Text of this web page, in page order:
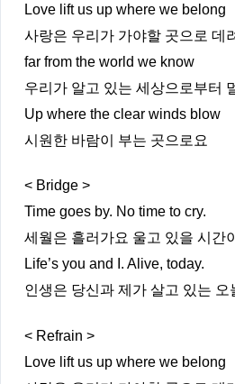
Love lift us up where we belong
사랑은 우리가 가야할 곳으로 데
far from the world we know
우리가 알고 있는 세상으로부터
Up where the clear winds blow
시원한 바람이 부는 곳으로요
< Bridge >
Time goes by. No time to cry.
세월은 흘러가요 울고 있을 시간
Life’s you and I. Alive, today.
인생은 당신과 제가 살고 있는 오
< Refrain >
Love lift us up where we belong